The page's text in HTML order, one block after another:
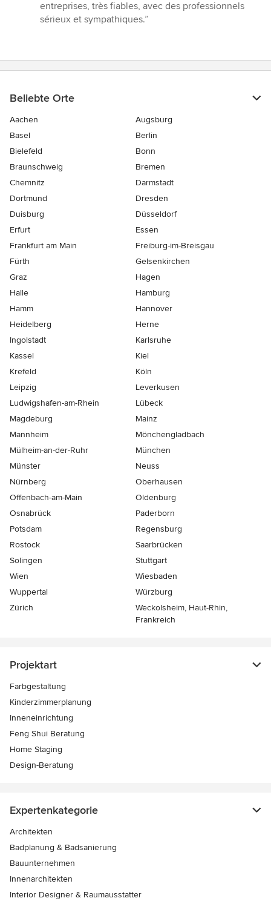
Sternen
entreprises, très fiables, avec des professionnels
sérieux et sympathiques.”
Beliebte Orte
Aachen
Augsburg
Basel
Berlin
Bielefeld
Bonn
Braunschweig
Bremen
Chemnitz
Darmstadt
Dortmund
Dresden
Duisburg
Düsseldorf
Erfurt
Essen
Frankfurt am Main
Freiburg-im-Breisgau
Fürth
Gelsenkirchen
Graz
Hagen
Halle
Hamburg
Hamm
Hannover
Heidelberg
Herne
Ingolstadt
Karlsruhe
Kassel
Kiel
Krefeld
Köln
Leipzig
Leverkusen
Ludwigshafen-am-Rhein
Lübeck
Magdeburg
Mainz
Mannheim
Mönchen­gladbach
Mülheim-an-der-Ruhr
München
Münster
Neuss
Nürnberg
Oberhausen
Offenbach-am-Main
Oldenburg
Osnabrück
Paderborn
Potsdam
Regensburg
Rostock
Saarbrücken
Solingen
Stuttgart
Wien
Wiesbaden
Wuppertal
Würzburg
Zürich
Weckolsheim, Haut-Rhin,
Frankreich
Projektart
Farbgestaltung
Kinderzimmerplanung
Inneneinrichtung
Feng Shui Beratung
Home Staging
Design-Beratung
Expertenkategorie
Architekten
Badplanung & Badsanierung
Bauunternehmen
Innenarchitekten
Interior Designer & Raumausstatter